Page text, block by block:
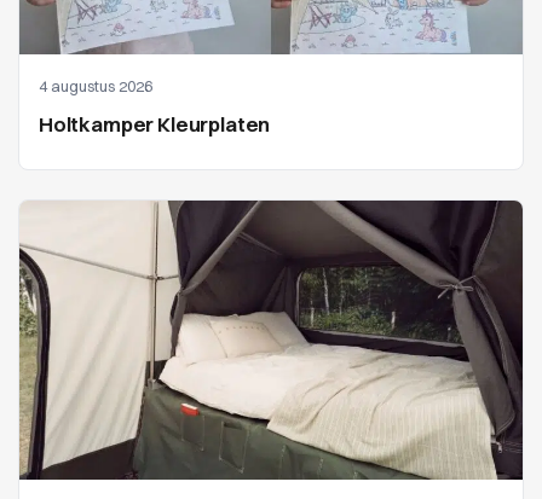
4 augustus 2026
Holtkamper Kleurplaten